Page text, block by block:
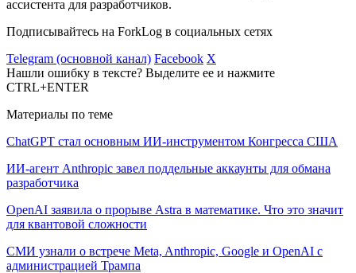
ассистента для разработчиков.
Подписывайтесь на ForkLog в социальных сетях
Telegram (основной канал) Facebook X
Нашли ошибку в тексте? Выделите ее и нажмите
CTRL+ENTER
Материалы по теме
ChatGPT стал основным ИИ-инструментом Конгресса США
ИИ-агент Anthropic завел поддельные аккаунты для обмана
разработчика
OpenAI заявила о прорыве Astra в математике. Что это значит
для квантовой сложности
СМИ узнали о встрече Meta, Anthropic, Google и OpenAI с
администрацией Трампа